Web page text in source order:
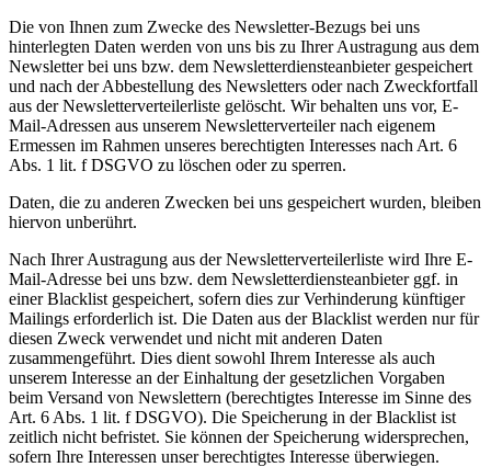
Die von Ihnen zum Zwecke des Newsletter-Bezugs bei uns
hinterlegten Daten werden von uns bis zu Ihrer Austragung aus dem
Newsletter bei uns bzw. dem Newsletterdiensteanbieter gespeichert
und nach der Abbestellung des Newsletters oder nach Zweckfortfall
aus der Newsletterverteilerliste gelöscht. Wir behalten uns vor, E-
Mail-Adressen aus unserem Newsletterverteiler nach eigenem
Ermessen im Rahmen unseres berechtigten Interesses nach Art. 6
Abs. 1 lit. f DSGVO zu löschen oder zu sperren.
Daten, die zu anderen Zwecken bei uns gespeichert wurden, bleiben
hiervon unberührt.
Nach Ihrer Austragung aus der Newsletterverteilerliste wird Ihre E-
Mail-Adresse bei uns bzw. dem Newsletterdiensteanbieter ggf. in
einer Blacklist gespeichert, sofern dies zur Verhinderung künftiger
Mailings erforderlich ist. Die Daten aus der Blacklist werden nur für
diesen Zweck verwendet und nicht mit anderen Daten
zusammengeführt. Dies dient sowohl Ihrem Interesse als auch
unserem Interesse an der Einhaltung der gesetzlichen Vorgaben
beim Versand von Newslettern (berechtigtes Interesse im Sinne des
Art. 6 Abs. 1 lit. f DSGVO). Die Speicherung in der Blacklist ist
zeitlich nicht befristet. Sie können der Speicherung widersprechen,
sofern Ihre Interessen unser berechtigtes Interesse überwiegen.